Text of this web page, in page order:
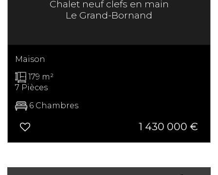
Chalet neuf clefs en main
Le Grand-Bornand
Maison
179 m²
7 Pièces
6 Chambres
1 430 000 €